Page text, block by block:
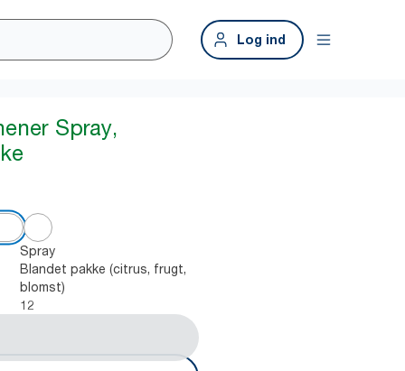
Log ind
Spray,
Spray
Blandet pakke (citrus, frugt,
blomst)
12